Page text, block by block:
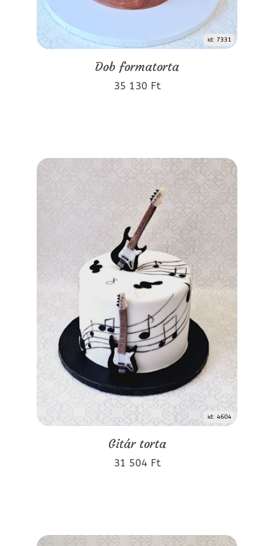
id: 7331
Dob formatorta
35 130 Ft
id: 4604
Gitár torta
31 504 Ft